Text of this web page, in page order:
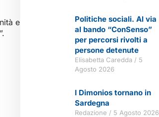
e
Politiche sociali. Al via
al bando “ConSenso”
per percorsi rivolti a
persone detenute
Elisabetta Caredda
5
Agosto 2026
I Dimonios tornano in
Sardegna
Redazione 5 Agosto 2026